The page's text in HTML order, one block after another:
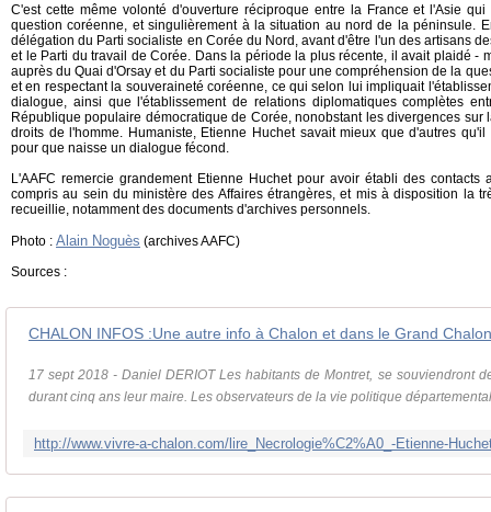
C'est cette même volonté d'ouverture réciproque entre la France et l'Asie
question coréenne, et singulièrement à la situation au nord de la péninsule.
délégation du Parti socialiste en Corée du Nord, avant d'être l'un des artisans
et le Parti du travail de Corée. Dans la période la plus récente, il avait plaidé -
auprès du Quai d'Orsay et du Parti socialiste pour une compréhension de la
et en respectant la souveraineté coréenne, ce qui selon lui impliquait
dialogue, ainsi que l'établissement de relations diplomatiques complètes
République populaire démocratique de Corée, nonobstant les divergences
droits de l'homme. Humaniste, Etienne Huchet savait mieux que d'autres
pour que naisse un dialogue fécond.
L'AAFC remercie grandement Etienne Huchet pour avoir établi des contacts
compris au sein du ministère des Affaires étrangères, et mis à disposition la
recueillie, notamment des documents d'archives personnels.
Photo : Alain Noguès (archives AAFC)
Sources :
17 sept 2018 - Daniel DERIOT Les habitants de Montret, se souviendront
durant cinq ans leur maire. Les observateurs de la vie politique